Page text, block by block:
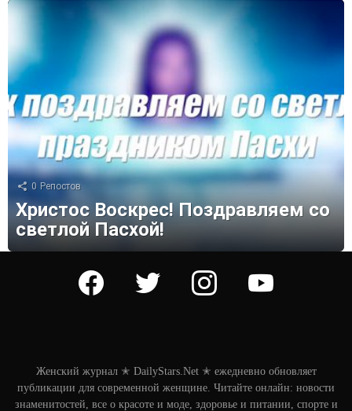
0 Репостов
Христос Воскрес! Поздравляем со
светлой Пасхой!
facebook twitter instagram youtube
Женский журнал ✭ DailyStars.Net ✭ ежедневно обновляет
публикации для современной женщине. Читайте онлайн: новости
знаменитостей, все о красоте и моде, здоровье и питании, спорте и